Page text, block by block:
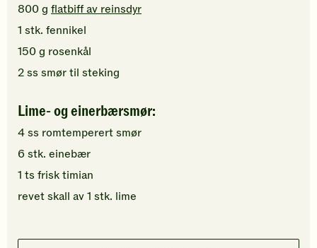
800g flatbiff av reinsdyr
1 stk. fennikel
150g rosenkål
2ss smørtil steking
Lime- og einerbærsmør:
4ss romtemperertsmør
6 stk. einebær
1 ts frisk timian
revet skall av1 stk. lime